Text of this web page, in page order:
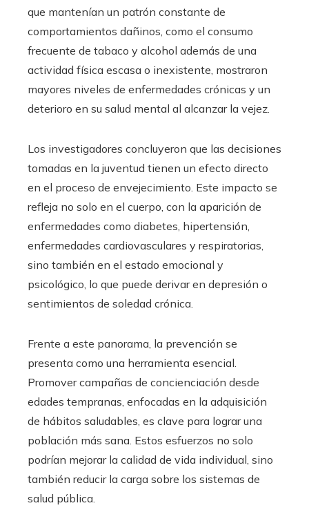
que mantenían un patrón constante de
comportamientos dañinos, como el consumo
frecuente de tabaco y alcohol además de una
actividad física escasa o inexistente, mostraron
mayores niveles de enfermedades crónicas y un
deterioro en su salud mental al alcanzar la vejez.
Los investigadores concluyeron que las decisiones
tomadas en la juventud tienen un efecto directo
en el proceso de envejecimiento. Este impacto se
refleja no solo en el cuerpo, con la aparición de
enfermedades como diabetes, hipertensión,
enfermedades cardiovasculares y respiratorias,
sino también en el estado emocional y
psicológico, lo que puede derivar en depresión o
sentimientos de soledad crónica.
Frente a este panorama, la prevención se
presenta como una herramienta esencial.
Promover campañas de concienciación desde
edades tempranas, enfocadas en la adquisición
de hábitos saludables, es clave para lograr una
población más sana. Estos esfuerzos no solo
podrían mejorar la calidad de vida individual, sino
también reducir la carga sobre los sistemas de
salud pública.